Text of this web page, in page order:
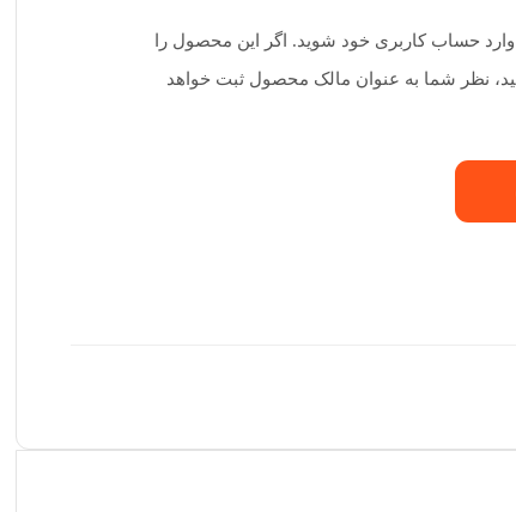
وارد حساب کاربری خود شوید. اگر این محصول را
نظر شما به عنوان مالک محصول ثبت خواهد